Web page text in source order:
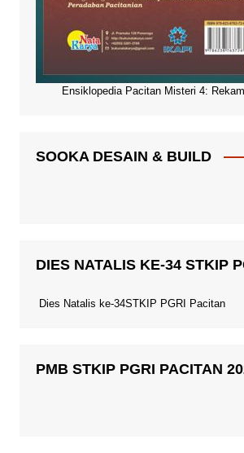
Ensiklopedia Pacitan Misteri 4:
SOOKA DESAIN & BUILD
DIES NATALIS KE-34 STKIP
Dies Natalis ke-34STKIP PGRI Pacitan
PMB STKIP PGRI PACITAN